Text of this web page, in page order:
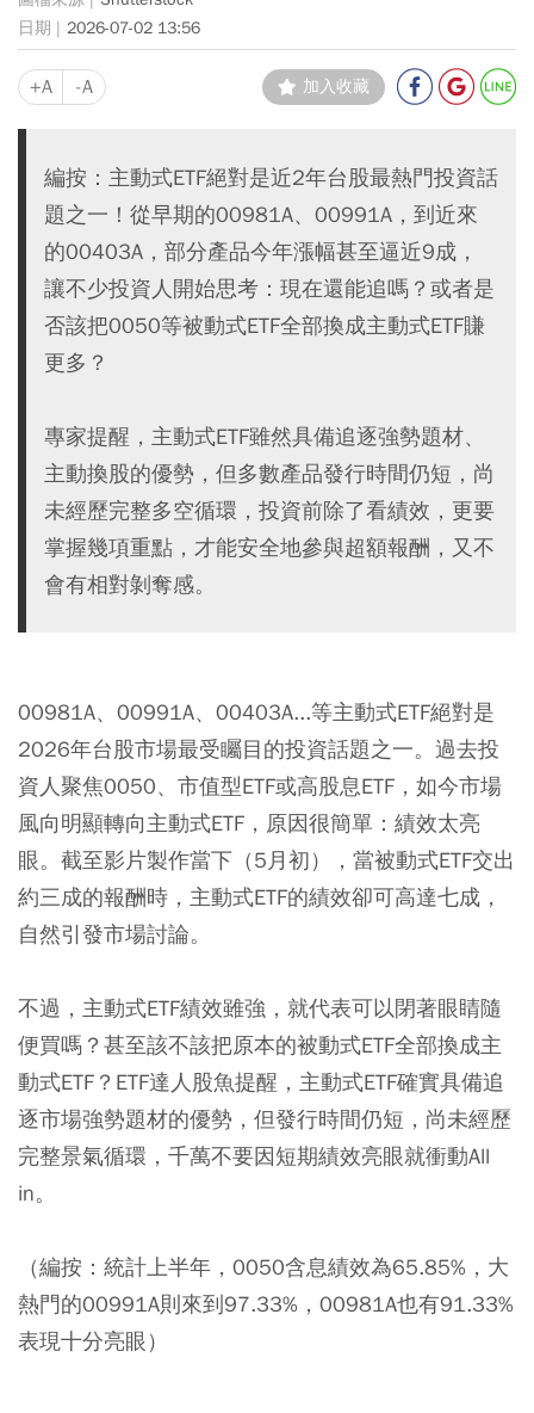
2026-07-02 13:56
+A -A 加入收藏
編按：主動式ETF絕對是近2年台股最熱門投資話
題之一！從早期的00981A、00991A，到近來
的00403A，部分產品今年漲幅甚至逼近9成，
讓不少投資人開始思考：現在還能追嗎？或者是
否該把0050等被動式ETF全部換成主動式ETF賺
更多？
專家提醒，主動式ETF雖然具備追逐強勢題材、
主動換股的優勢，但多數產品發行時間仍短，尚
未經歷完整多空循環，投資前除了看績效，更要
掌握幾項重點，才能安全地參與超額報酬，又不
會有相對剝奪感。
00981A、 00991A、 00403A...等主動式ETF絕對是
2026年台股市場最受矚目的投資話題之一。過去投
資人聚焦0050、市值型ETF或高股息ETF，如今市場
風向明顯轉向主動式ETF，原因很簡單：績效太亮
眼。截至影片製作當下（5月初），當被動式ETF交出
約三成的報酬時，主動式ETF的績效卻可高達七成，
自然引發市場討論。
不過，主動式ETF績效雖強，就代表可以閉著眼睛隨
便買嗎？甚至該不該把原本的被動式ETF全部換成主
動式ETF？ETF達人股魚提醒，主動式ETF確實具備追
逐市場強勢題材的優勢，但發行時間仍短，尚未經歷
完整景氣循環，千萬不要因短期績效亮眼就衝動All
in。
（編按：統計上半年，0050含息績效為65.85%，大
熱門的00991A則來到97.33%，00981A也有91.33%
表現十分亮眼）